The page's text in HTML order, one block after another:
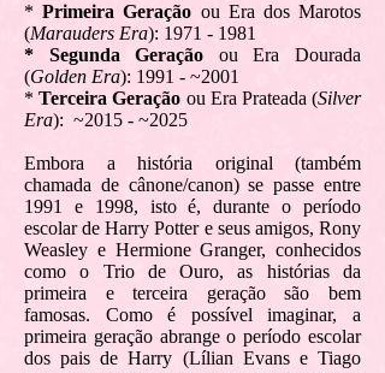
*Primeira Geração ou Era dos Marotos
(Marauders Era): 1971 - 1981
* Segunda Geração ou Era Dourada
(Golden Era): 1991 - ~2001
*Terceira Geração ou Era Prateada (Silver
Era): ~2015 - ~2025
Embora a história original (também
chamada de cânone/canon) se passe entre
1991 e 1998, isto é, durante o período
escolar de Harry Potter e seus amigos, Rony
Weasley e Hermione Granger, conhecidos
como o Trio de Ouro, as histórias da
primeira e terceira geração são bem
famosas. Como é possível imaginar, a
primeira geração abrange o período escolar
dos pais de Harry (Lílian Evans e Tiago